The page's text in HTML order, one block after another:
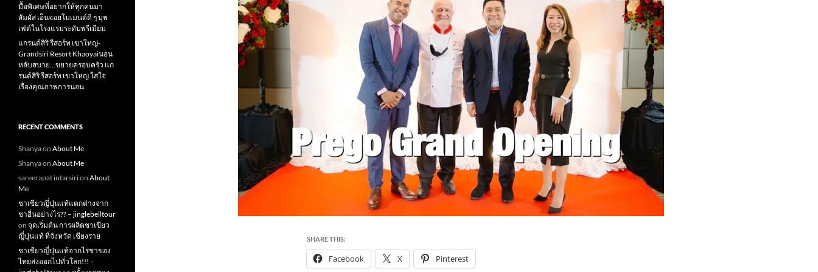
SHARE THIS:
Facebook X Pinterest
มื้อพิเศษที่อยากให้ทุกคนมา
สัมผัส เอ็นจอยโมเมนต์ดี ๆ บุพ
เฟ่ต์ในโรงแรมระดับพรีเมียม
แกรนด์สิริ​ รีสอร์ท​ เขาใหญ่​-
Grandsiri​ Resort​ Khaoyaiนอน
หลับสบาย…ขยายครอบครัว แก
รนด์สิริ รีสอร์ท เขาใหญ่ ใส่ใจ
เรื่องคุณภาพการนอน
RECENT COMMENTS
Shanyaon About Me
Shanyaon About Me
sareerapat intarsirion About
Me
ชาเขียวญี่ปุ่นแท้แตกต่างจาก
ชาอื่นอย่างไร?? – jinglebelltour
on จุดเริ่มต้น การผลิตชาเขียว
ญี่ปุ่นแท้ ที่จังหวัด เชียงราย
ชาเขียวญี่ปุ่นแท้จากไร่ชาของ
ไทยส่งออกไปทั่วโลก!!! –